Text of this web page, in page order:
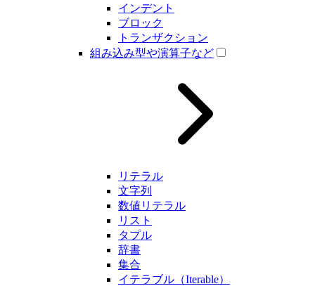
インデント
ブロック
トランザクション
組み込み型や演算子など
リテラル
文字列
数値リテラル
リスト
タプル
辞書
集合
イテラブル（Iterable）